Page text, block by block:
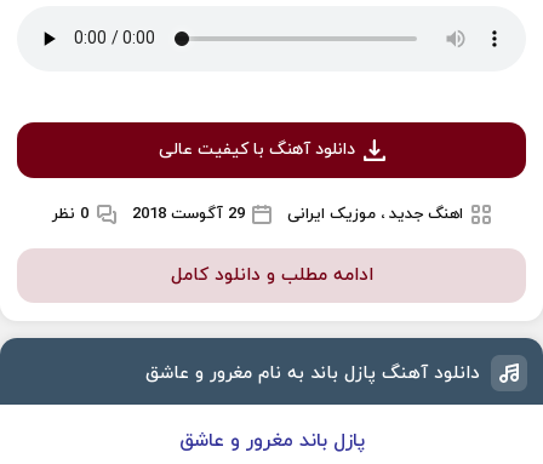
دانلود آهنگ با کیفیت عالی
اهنگ جدید ، موزیک ایرانی 29 آگوست 2018 0 نظر
ادامه مطلب و دانلود کامل
دانلود آهنگ پازل باند به نام مغرور و عاشق
پازل باند مغرور و عاشق